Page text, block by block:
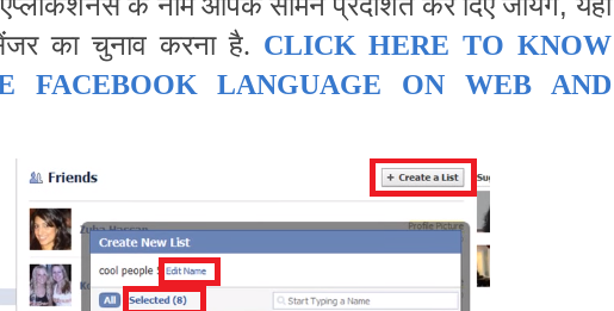
का चुनाव करना है. CLICK HERE TO KNOW
FACEBOOK LANGUAGE ON WEB AND